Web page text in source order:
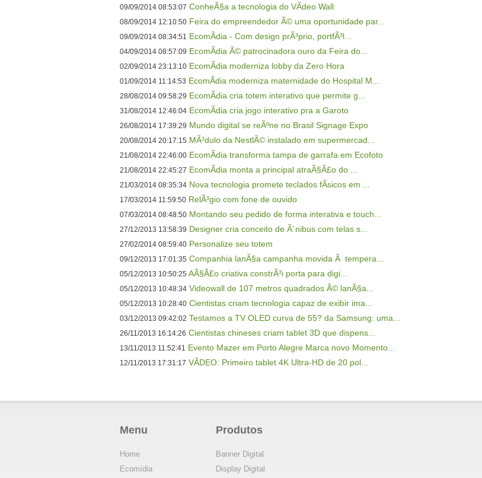
09/09/2014 08:53:07 ConheÃ§a a tecnologia do VÃ­deo Wall
08/09/2014 12:10:50 Feira do empreendedor Ã© uma oportunidade par...
09/09/2014 08:34:51 EcomÃ­dia - Com design prÃ³prio, portfÃ³l...
04/09/2014 08:57:09 EcomÃ­dia Ã© patrocinadora ouro da Feira do...
02/09/2014 23:13:10 EcomÃ­dia moderniza lobby da Zero Hora
01/09/2014 11:14:53 EcomÃ­dia moderniza maternidade do Hospital M...
28/08/2014 09:58:29 EcomÃ­dia cria totem interativo que permite g...
31/08/2014 12:46:04 EcomÃ­dia cria jogo interativo pra a Garoto
26/08/2014 17:39:29 Mundo digital se reÃºne no Brasil Signage Expo
20/08/2014 20:17:15 MÃ³dulo da NestlÃ© instalado em supermercad...
21/08/2014 22:46:00 EcomÃ­dia transforma tampa de garrafa em Ecofoto
21/08/2014 22:45:27 EcomÃ­dia monta a principal atraÃ§Ã£o do ...
21/03/2014 08:35:34 Nova tecnologia promete teclados fÃ­sicos em ...
17/03/2014 11:59:50 RelÃ³gio com fone de ouvido
07/03/2014 08:48:50 Montando seu pedido de forma interativa e touch...
27/12/2013 13:58:39 Designer cria conceito de Ã´nibus com telas s...
27/02/2014 08:59:40 Personalize seu totem
09/12/2013 17:01:35 Companhia lanÃ§a campanha movida Ã tempera...
05/12/2013 10:50:25 AÃ§Ã£o criativa constrÃ³i porta para digi...
05/12/2013 10:48:34 Videowall de 107 metros quadrados Ã© lanÃ§a...
05/12/2013 10:28:40 Cientistas criam tecnologia capaz de exibir ima...
03/12/2013 09:42:02 Testamos a TV OLED curva de 55? da Samsung: uma...
26/11/2013 16:14:26 Cientistas chineses criam tablet 3D que dispens...
13/11/2013 11:52:41 Evento Mazer em Porto Alegre Marca novo Momento...
12/11/2013 17:31:17 VÃDEO: Primeiro tablet 4K Ultra-HD de 20 pol...
Menu
Home
Ecomídia
Produtos
Banner Digital
Display Digital